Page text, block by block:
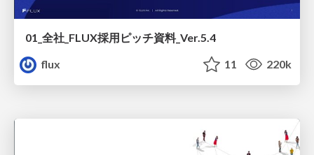
01_全社_FLUX採用ピッチ資料_Ver.5.4
flux
11 220k